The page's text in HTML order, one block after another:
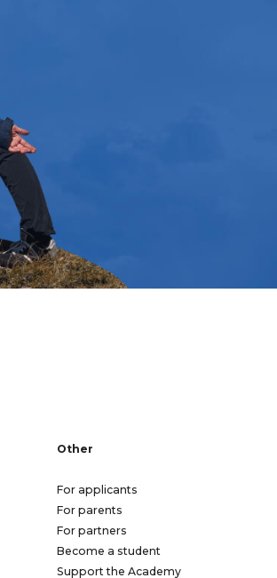
Other
For applicants
For parents
For partners
Become a student
Support the Academy